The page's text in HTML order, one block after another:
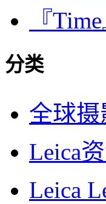
『
分类
全球
Leica
Leica